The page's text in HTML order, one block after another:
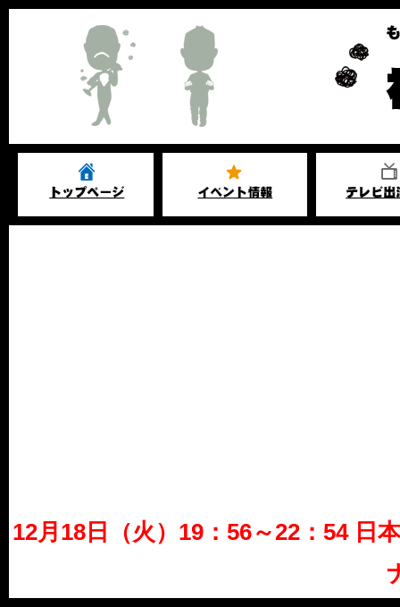
12月18日（火）19：56～22：54